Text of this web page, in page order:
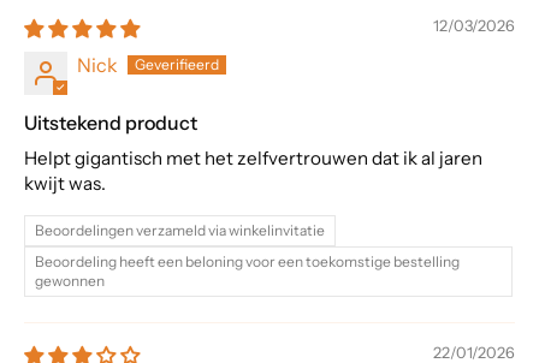
12/03/2026
Nick
Uitstekend product
Helpt gigantisch met het zelfvertrouwen dat ik al jaren
kwijt was.
Beoordelingen verzameld via winkelinvitatie
Beoordeling heeft een beloning voor een toekomstige bestelling
gewonnen
22/01/2026